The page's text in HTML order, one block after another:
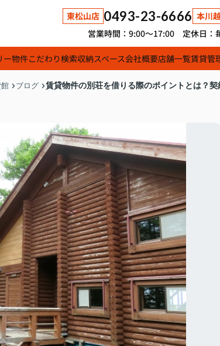
東松山店 0493-23-6666 本川
営業時間：9:00～17:00 定休日：
ー物件こだわり検索収納スペース会社概要店舗一覧賃貸管
ブログ 賃貸物件の別荘を借りる際のポイントとは？契